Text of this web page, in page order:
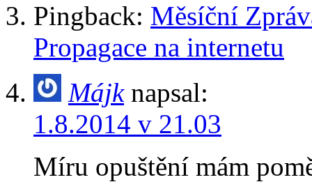
Pingback: Měsíční
Propagace na internetu
Májk napsal:
1.8.2014 v 21.03
Míru opuštění mám